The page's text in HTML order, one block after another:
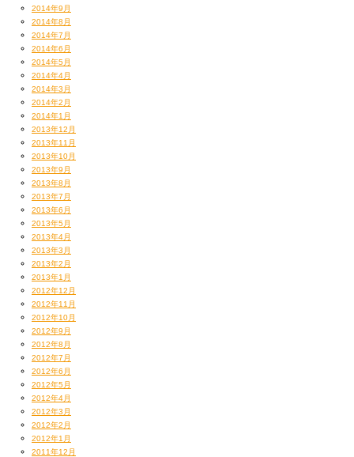
2014年9月
2014年8月
2014年7月
2014年6月
2014年5月
2014年4月
2014年3月
2014年2月
2014年1月
2013年12月
2013年11月
2013年10月
2013年9月
2013年8月
2013年7月
2013年6月
2013年5月
2013年4月
2013年3月
2013年2月
2013年1月
2012年12月
2012年11月
2012年10月
2012年9月
2012年8月
2012年7月
2012年6月
2012年5月
2012年4月
2012年3月
2012年2月
2012年1月
2011年12月